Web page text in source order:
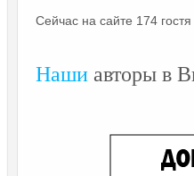
Сейчас на сайте 174
Наши авторы в